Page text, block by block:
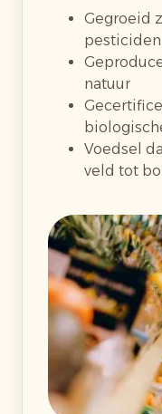
Gegroeid
natuur
Voedsel
veld tot